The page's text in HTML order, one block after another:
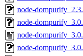
node-
node-
node-
node-